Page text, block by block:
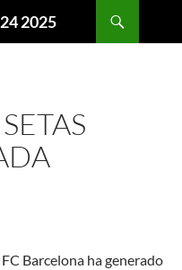
2025
Barcelona ha generado